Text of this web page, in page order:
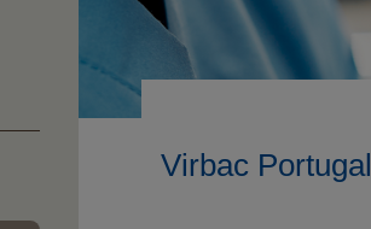
Virbac Portugal